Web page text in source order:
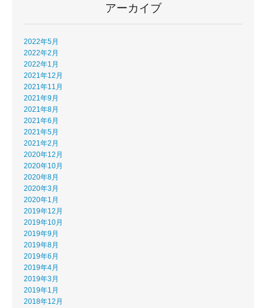
アーカイブ
2022年5月
2022年2月
2022年1月
2021年12月
2021年11月
2021年9月
2021年8月
2021年6月
2021年5月
2021年2月
2020年12月
2020年10月
2020年8月
2020年3月
2020年1月
2019年12月
2019年10月
2019年9月
2019年8月
2019年6月
2019年4月
2019年3月
2019年1月
2018年12月